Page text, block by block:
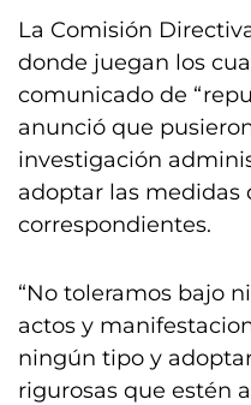
La Comisión
donde juegan los
comunicado de
anunció que
investigación
adoptar las medidas
correspondientes.
“No toleramos bajo
actos y
ningún tipo y
rigurosas que estén